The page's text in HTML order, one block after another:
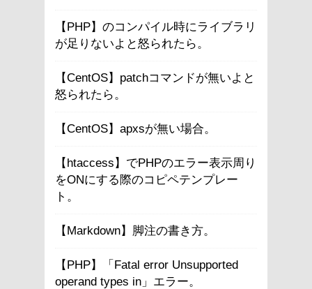
【PHP】のコンパイル時にライブラリ
が足りないよと怒られたら。
【CentOS】patchコマンドが無いよと
怒られたら。
【CentOS】apxsが無い場合。
【htaccess】でPHPのエラー表示周り
をONにする際のコピペテンプレー
ト。
【Markdown】脚注の書き方。
【PHP】「Fatal error Unsupported
operand types in」エラー。